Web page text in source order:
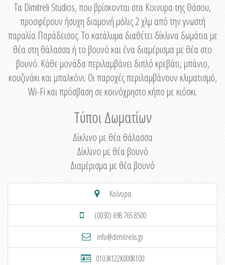
Τα Dimitreli Studios, που βρίσκονται στα Κοινυρα της Θάσου,
προσφέρουν ήσυχη διαμονή μόλις 2 χλμ από την γνωστή
παραλία Παράδεισος. Το κατάλυμα διαθέτει δίκλινα δωμάτια με
θέα στη θάλασσα ή το βουνό και ένα διαμέρισμα με θέα στο
βουνό. Κάθε μονάδα περιλαμβάνει διπλό κρεβάτι, μπάνιο,
κουζινάκι και μπαλκόνι. Οι παροχές περιλαμβάνουν κλιματισμό,
Wi-Fi και πρόσβαση σε κοινόχρηστο κήπο με κιόσκι.
Τύποι Δωματίων
Δίκλινο με θέα θάλασσα
Δίκλινο με θέα βουνό
Διαμέρισμα με θέα βουνό
Κοίνυρα
(0030) 698 765 8500
info@dimitrelis.gr
0103K122K0008100